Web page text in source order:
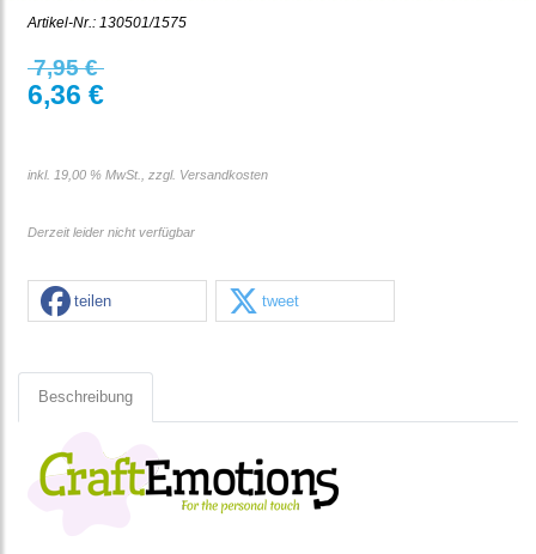
Artikel-Nr.: 130501/1575
7,95 €
6,36 €
inkl. 19,00 % MwSt., zzgl. Versandkosten
Derzeit leider nicht verfügbar
teilen tweet
Beschreibung